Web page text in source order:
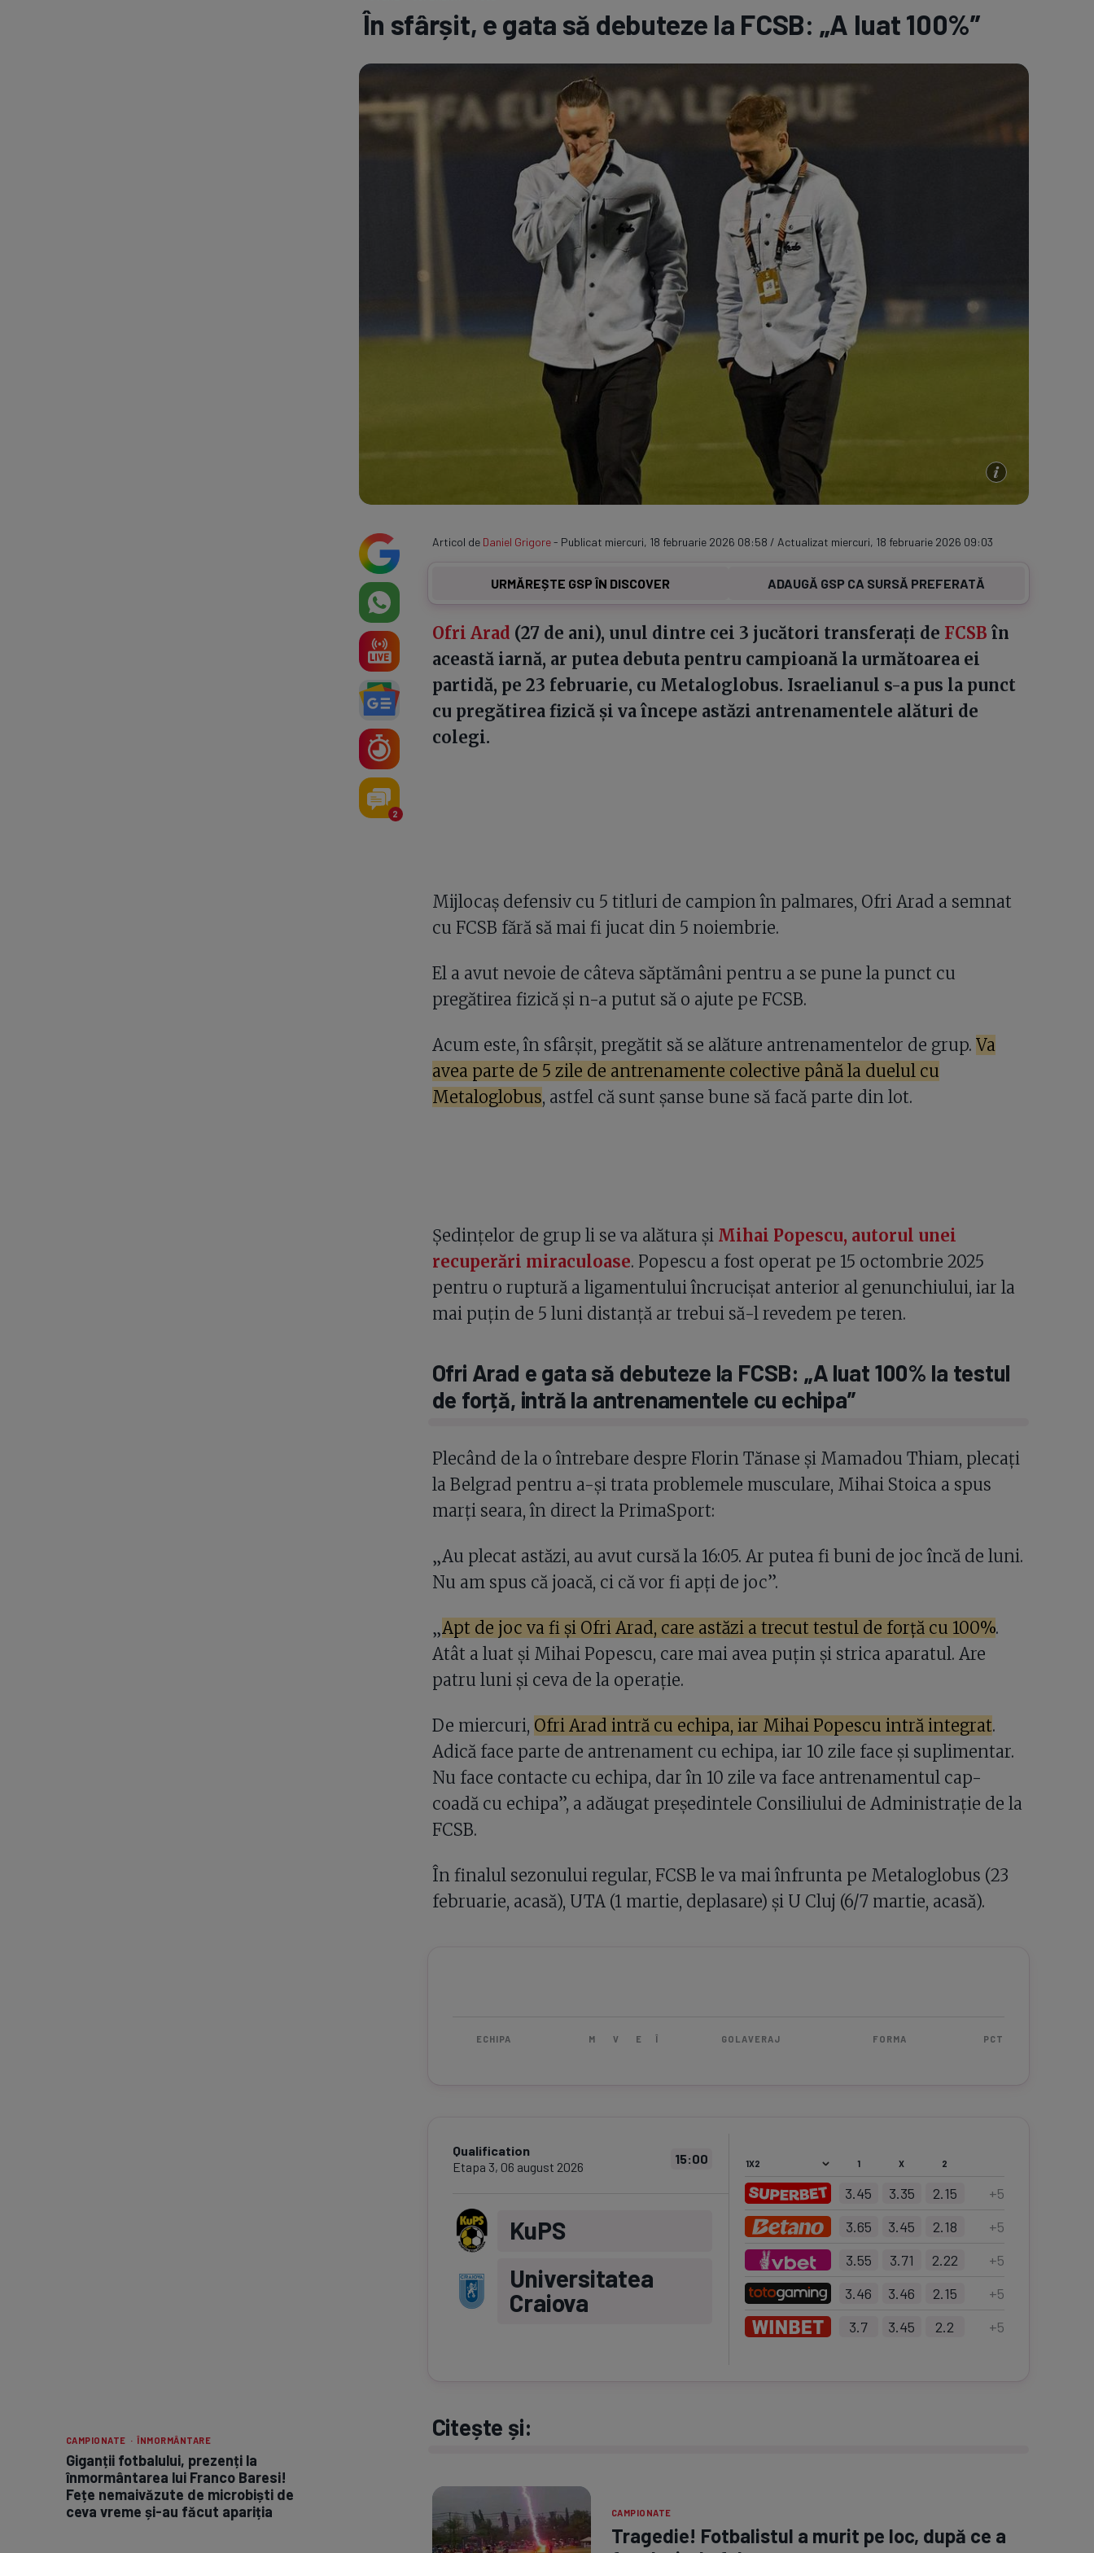
Serie A
Clasament
Program TV
În sfârșit, e gata să debuteze la FCSB: „A luat 100%”
CAMPIONATE · ÎNMORMÂNTARE
Giganții fotbalului, prezenți la
înmormântarea lui Franco Baresi!
Fețe nemaivăzute de microbiști de
ceva vreme și-au făcut apariția
2
Articol de Daniel Grigore- Publicat miercuri, 18 februarie 2026 08:58 / Actualizat miercuri, 18 februarie 2026 09:03
URMĂREȘTE GSP ÎN DISCOVER ADAUGĂ GSP CA SURSĂ PREFERATĂ
Ofri Arad (27 de ani), unul dintre cei 3 jucători transferați de FCSB în
această iarnă, ar putea debuta pentru campioană la următoarea ei
partidă, pe 23 februarie, cu Metaloglobus. Israelianul s-a pus la punct
cu pregătirea fizică și va începe astăzi antrenamentele alături de
colegi.
Mijlocaș defensiv cu 5 titluri de campion în palmares, Ofri Arad a semnat
cu FCSB fără să mai fi jucat din 5 noiembrie.
El a avut nevoie de câteva săptămâni pentru a se pune la punct cu
pregătirea fizică și n-a putut să o ajute pe FCSB.
Acum este, în sfârșit, pregătit să se alăture antrenamentelor de grup. Va
avea parte de 5 zile de antrenamente colective până la duelul cu
Metaloglobus, astfel că sunt șanse bune să facă parte din lot.
Ședințelor de grup li se va alătura și Mihai Popescu, autorul unei
recuperări miraculoase. Popescu a fost operat pe 15 octombrie 2025
pentru o ruptură a ligamentului încrucișat anterior al genunchiului, iar la
mai puțin de 5 luni distanță ar trebui să-l revedem pe teren.
Ofri Arad e gata să debuteze la FCSB: „A luat 100% la testul
de forță, intră la antrenamentele cu echipa”
Plecând de la o întrebare despre Florin Tănase și Mamadou Thiam, plecați
la Belgrad pentru a-și trata problemele musculare, Mihai Stoica a spus
marți seara, în direct la PrimaSport:
„Au plecat astăzi, au avut cursă la 16:05. Ar putea fi buni de joc încă de luni.
Nu am spus că joacă, ci că vor fi apți de joc”.
„Apt de joc va fi și Ofri Arad, care astăzi a trecut testul de forță cu 100%.
Atât a luat și Mihai Popescu, care mai avea puțin și strica aparatul. Are
patru luni și ceva de la operație.
De miercuri, Ofri Arad intră cu echipa, iar Mihai Popescu intră integrat.
Adică face parte de antrenament cu echipa, iar 10 zile face și suplimentar.
Nu face contacte cu echipa, dar în 10 zile va face antrenamentul cap-
coadă cu echipa”, a adăugat președintele Consiliului de Administrație de la
FCSB.
În finalul sezonului regular, FCSB le va mai înfrunta pe Metaloglobus (23
februarie, acasă), UTA (1 martie, deplasare) și U Cluj (6/7 martie, acasă).
ECHIPA M V E Î GOLAVERAJ FORMA PCT
Qualification
Etapa 3, 06 august 2026
15:00
KuPS
Universitatea
Craiova
1 X 2
3.45 3.35 2.15 +5
3.65
3.45 2.18 +5
3.55
3.71 2.22 +5
3.46
3.46 2.15 +5
3.7
3.45 2.2 +5
Citește și:
CAMPIONATE
Tragedie! Fotbalistul a murit pe loc, după ce a